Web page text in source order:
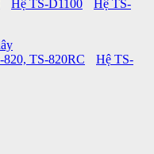
Hệ TS-D1100
Hệ TS-
820, TS-820RC
Hệ TS-